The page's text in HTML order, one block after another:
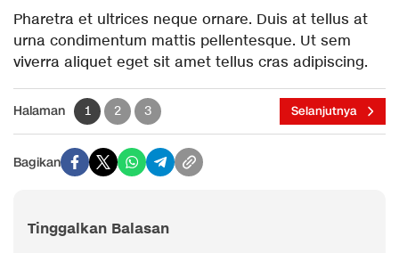
Pharetra et ultrices neque ornare. Duis at tellus at
urna condimentum mattis pellentesque. Ut sem
viverra aliquet eget sit amet tellus cras adipiscing.
Halaman 1 2 3 Selanjutnya
Bagikan
Tinggalkan Balasan